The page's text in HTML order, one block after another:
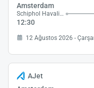
Amsterdam
Schiphol Havalimanı
12:30
12 Ağustos 2026 -
AJet